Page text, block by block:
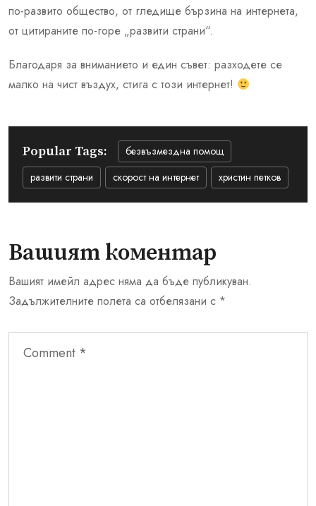
по-развито общество, от гледище бързина на интернета,
от цитираните по-горе „развити страни“.
Благодаря за вниманието и един съвет: разходете се
малко на чист въздух, стига с този интернет!
Popular Tags:
безвъзмездна помощ
развити страни
скорост на интернет христин петков
Вашият коментар
Вашият имейл адрес няма да бъде публикуван.
Задължителните полета са отбелязани с *